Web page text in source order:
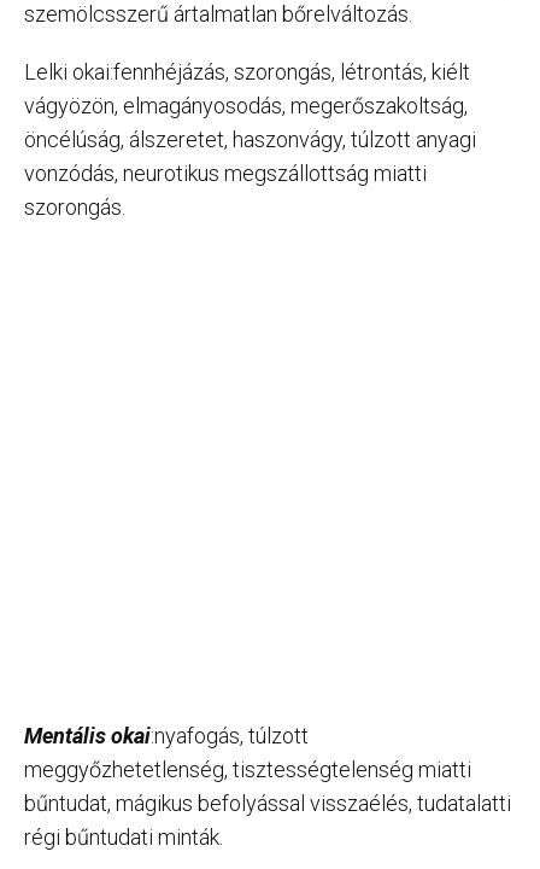
szemölcsszerű ártalmatlan bőrelváltozás.
Lelki okai:fennhéjázás, szorongás, létrontás, kiélt
vágyözön, elmagányosodás, megerőszakoltság,
öncélúság, álszeretet, haszonvágy, túlzott anyagi
vonzódás, neurotikus megszállottság miatti
szorongás.
Mentális okai:nyafogás, túlzott
meggyőzhetetlenség, tisztességtelenség miatti
bűntudat, mágikus befolyással visszaélés, tudatalatti
régi bűntudati minták.